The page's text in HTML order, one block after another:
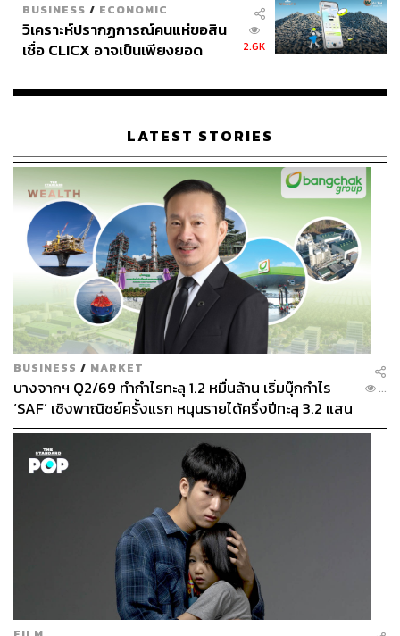
ร้านอาหารเพื่อสุขภาพจากประเทศสิงคโปร์ที่มาส่งต่อรสชาติ
สนุกๆ ให้ชาวกรุงเทพฯ อยู่ในย่านสาทร ที่นี่จะเน้นเมนูโบวล์
เป็นหลัก โดยมีให้เลือกทั้งเมนูที่ร้านจัดมาให้แล้ว หรือใครจะ
เลือกวัตถุดิบสร้างเมนูของตัวเองก็ได้เช่นกัน (Build your own
bowl) เพราะร้านมีวัตถุดิบให้เลือกหลากหลาย ทั้ง
คาร์โบไฮเดรต โปรตีน และพืชผักต่างๆ ที่รับรองว่าแวะมาที่นี่
จะได้กินสารอาหารครบทุกหมู่ นอกจากนี้ยังมีเมนูจำพวก
แซนด์วิช สมูทตี้ หรือของหวานที่ดีต่อสุขภาพขึ้นมาหน่อย
ด้วย สำหรับราคาอาหารเริ่มต้นที่ประมาณ 280 บาท
Pimp My Salad
OPEN:เปิดทุกวัน เวลา 08.00-22.00 น.
BUSINESS / ECONOMIC
วิเคราะห์ปรากฏการณ์คนแห่ขอสิน
เชื่อ CLICX อาจเป็นเพียงยอด
เรือนไทยที่ถูกซุกไว้
2.6K
LATEST STORIES
BUSINESS / MARKET
บางจากฯ Q2/69 ทำกำไรทะลุ 1.2 หมื่นล้าน เริ่มบุ๊กกำไร
‘SAF’ เชิงพาณิชย์ครั้งแรก หนุนรายได้ครึ่งปีทะลุ 3.2 แสน
ล้าน
...